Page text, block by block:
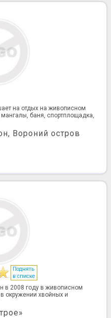
на отдых на живописном
баня, спортплощадка,
Вороний остров
Поднять
в списке
в 2008 году в живописном
в окружении хвойных и